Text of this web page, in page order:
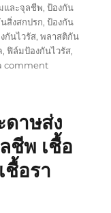
และจุลชีพ,ป้องกัน
สิ่งสกปรก,ป้องกัน
กันไวรัส,พลาสติกัน
, ฟิล์มป้องกันไวรัส,
commenton
กระเป๋า
เครื่อง
สำอาง
กับ
วิธี
ดาษส่ง
ชีพ เชื้อ
ชื้อรา